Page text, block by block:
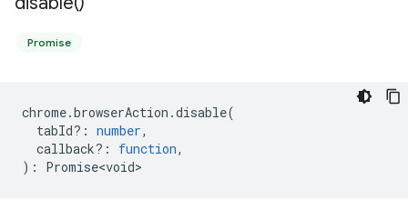
Promise
chrome.browserAction .disable(
tabId? : number,
callback? : function,
) : Promise<void>